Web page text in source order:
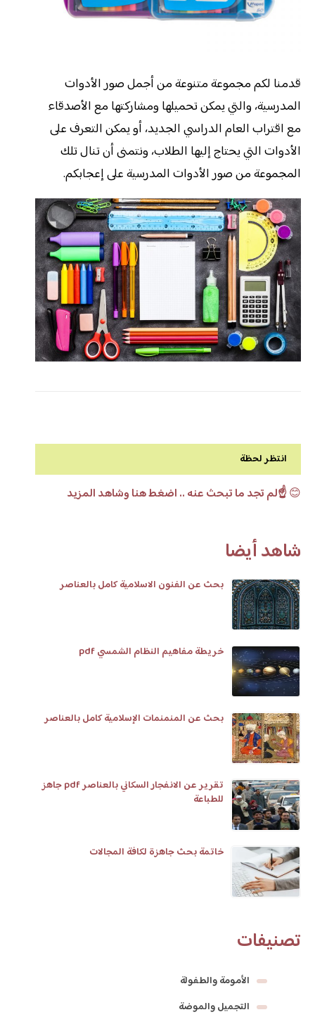
قدمنا لكم مجموعة متنوعة من أجمل صور الأدوات
المدرسية، والتي يمكن تحميلها ومشاركتها مع الأصدقاء
مع اقتراب العام الدراسي الجديد، أو يمكن التعرف على
الأدوات التي يحتاج إليها الطلاب، ونتمنى أن تنال تلك
المجموعة من صور الأدوات المدرسية على إعجابكم.
انتظر لحظة
😊☝️لم تجد ما تبحث عنه .. اضغط هنا وشاهد المزيد
شاهد أيضا
بحث عن الفنون الاسلامية كامل بالعناصر
خريطة مفاهيم النظام الشمسي pdf
بحث عن المنمنمات الإسلامية كامل بالعناصر
تقرير عن الانفجار السكاني بالعناصر pdf جاهز
للطباعة
خاتمة بحث جاهزة لكافة المجالات
تصنيفات
الأمومة والطفولة
التجميل والموضة